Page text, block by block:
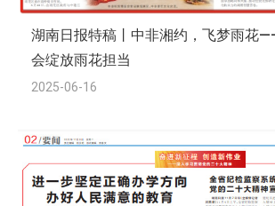
湖南日报特稿丨中非湘约，飞梦雨花
会绽放雨花担当
2025-06-16